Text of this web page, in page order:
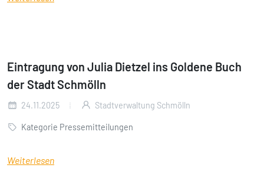
Eintragung von Julia Dietzel ins Goldene Buch
der Stadt Schmölln
24.11.2025 Stadtverwaltung Schmölln
Kategorie Pressemitteilungen
Weiterlesen